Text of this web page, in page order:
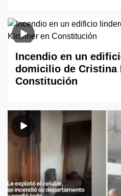
Incendio en un
domicilio de Cristina
Constitución